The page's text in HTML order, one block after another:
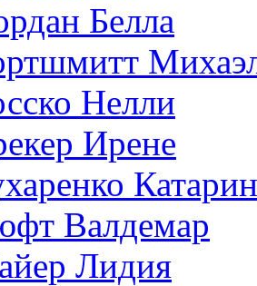
Белла
Нелли
Ирене
Валдемaр
Лидия